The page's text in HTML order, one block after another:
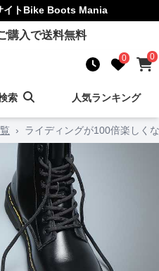
イトBike Boots Mania
購入で送料無料
0 0
索 人気ランキング
› ライディングが100倍楽しく